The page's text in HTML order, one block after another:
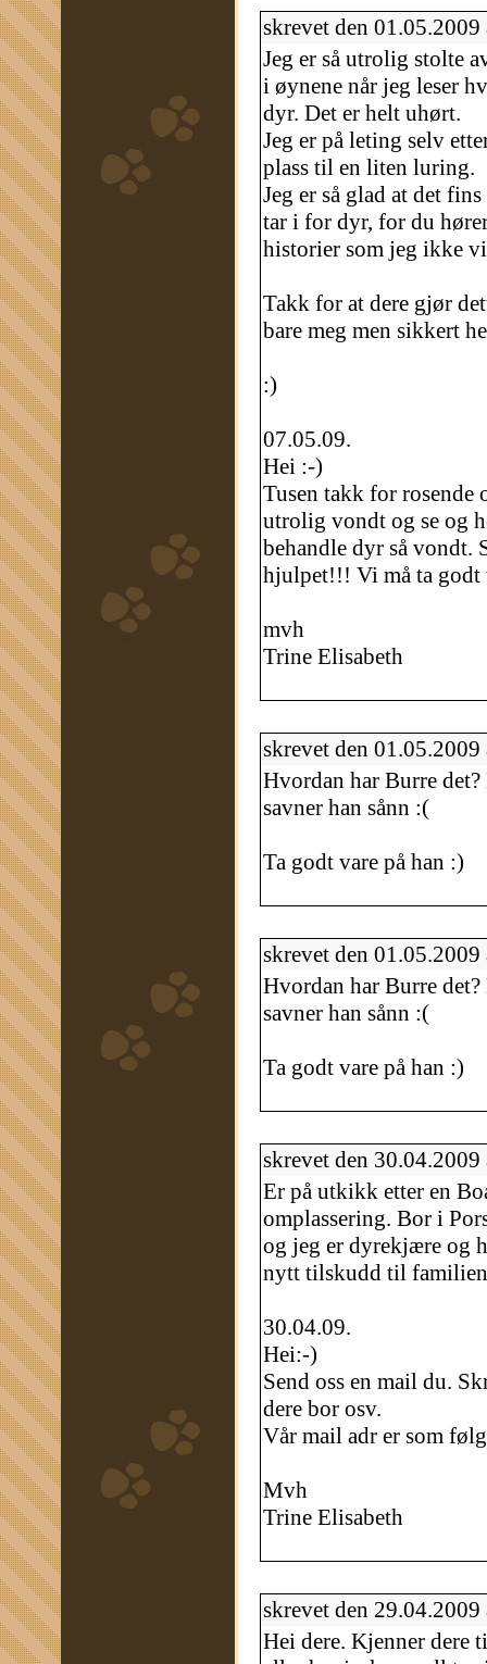
skrevet den
Jeg er så utrolig stolte
i øynene når jeg leser
dyr. Det er helt uhørt.
Jeg er på leting selv
plass til en liten luring.
Jeg er så glad at det
tar i for dyr, for du
historier som jeg ikke
Takk for at dere gjør
bare meg men sikkert
:)
07.05.09.
Hei :-)
Tusen takk for rosende
utrolig vondt og se og
behandle dyr så vondt.
hjulpet!!! Vi må ta godt
mvh
Trine Elisabeth
skrevet den
Hvordan har Burre
savner han sånn :(
Ta godt vare på han :)
skrevet den
Hvordan har Burre
savner han sånn :(
Ta godt vare på han :)
skrevet den
Er på utkikk etter en
omplassering. Bor i
og jeg er dyrekjære og
nytt tilskudd til
30.04.09.
Hei:-)
Send oss en mail du.
dere bor osv.
Vår mail adr er som
Mvh
Trine Elisabeth
skrevet den
Hei dere. Kjenner dere